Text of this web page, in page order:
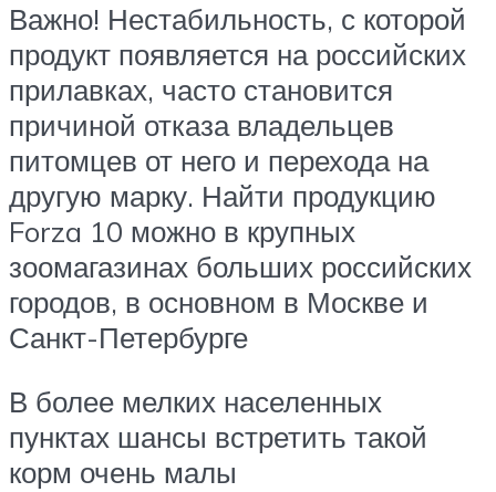
Важно! Нестабильность, с которой
продукт появляется на российских
прилавках, часто становится
причиной отказа владельцев
питомцев от него и перехода на
другую марку. Найти продукцию
Forza 10 можно в крупных
зоомагазинах больших российских
городов, в основном в Москве и
Санкт-Петербурге
В более мелких населенных
пунктах шансы встретить такой
корм очень малы